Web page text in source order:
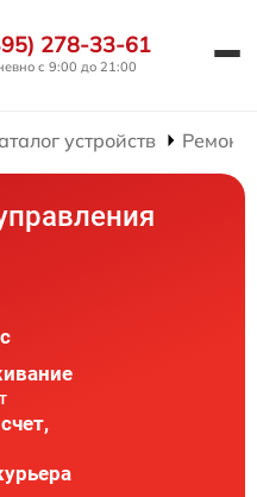
278-33-61
с 9:00 до 21:00
устройств Ремонт